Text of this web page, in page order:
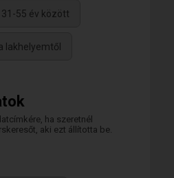
31-55 év között
lakhelyemtől
ha szeretnél
aki ezt állította be.